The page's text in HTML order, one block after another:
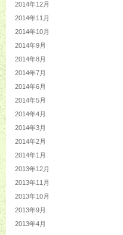
2014年12月
2014年11月
2014年10月
2014年9月
2014年8月
2014年7月
2014年6月
2014年5月
2014年4月
2014年3月
2014年2月
2014年1月
2013年12月
2013年11月
2013年10月
2013年9月
2013年4月